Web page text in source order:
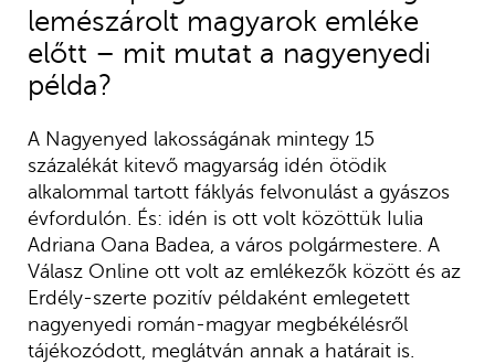
lemészárolt magyarok emléke
előtt – mit mutat a nagyenyedi
példa?
A Nagyenyed lakosságának mintegy 15
százalékát kitevő magyarság idén ötödik
alkalommal tartott fáklyás felvonulást a gyászos
évfordulón. És: idén is ott volt közöttük Iulia
Adriana Oana Badea, a város polgármestere. A
Válasz Online ott volt az emlékezők között és az
Erdély-szerte pozitív példaként emlegetett
nagyenyedi román-magyar megbékélésről
tájékozódott, meglátván annak a határait is.